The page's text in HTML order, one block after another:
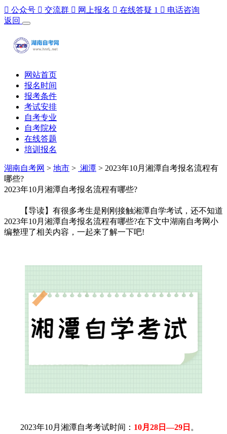
 公众号  交流群  网上报名  在线答疑 1  电话咨询
返回
网站首页
报名时间
报考条件
考试安排
自考专业
自考院校
在线答题
培训报名
湖南自考网 > 地市 > 湘潭 > 2023年10月湘潭自考报名流程有
哪些?
2023年10月湘潭自考报名流程有哪些?
【导读】有很多考生是刚刚接触湘潭自学考试，还不知道
2023年10月湘潭自考报名流程有哪些?在下文中湖南自考网小
编整理了相关内容，一起来了解一下吧!
2023年10月湘潭自考考试时间： 10月28日—29日 。